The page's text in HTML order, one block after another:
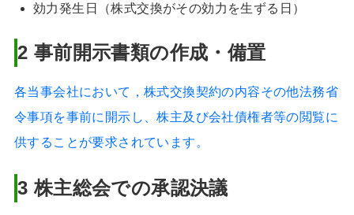
効力発生日（株式交換がその効力を生ずる日）
2 事前開示書類の作成・備置
各当事会社において，株式交換契約の内容その他法務省
令事項を事前に開示し、株主及び会社債権者等の閲覧に
供することが要求されています。
3 株主総会での承認決議